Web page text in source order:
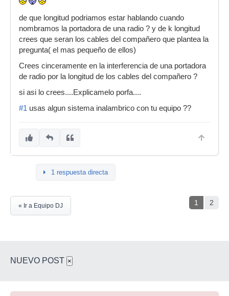
de que longitud podriamos estar hablando cuando
nombramos la portadora de una radio ? y de k longitud
crees que seran los cables del compañero que plantea la
pregunta( el mas pequeño de ellos)
Crees cinceramente en la interferencia de una portadora
de radio por la longitud de los cables del compañero ?
si asi lo crees....Explicamelo porfa....
#1 usas algun sistema inalambrico con tu equipo ??
1 respuesta directa
1 2
« Ir a Equipo DJ
NUEVO POST ×